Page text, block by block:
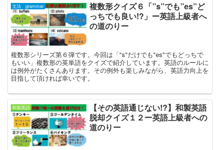
文法 grammar
複数形クイズ６「”s”でも”es”ど
っちでも良い!?」ー英語上級者へ
の道のりー
複数形シリーズ第６弾です。今回は「"s"だけでも"es"でもどっちで
もいい」複数形の英単語をクイズで紹介しています。英語のルールに
は例外がたくさんあります。その例外も楽しみながら、英語力向上を
目指して頂ければ幸いです。
和製英語
【その英語通じない!?】和製英語
脱却クイズ１２ー英語上級者への
道のりー